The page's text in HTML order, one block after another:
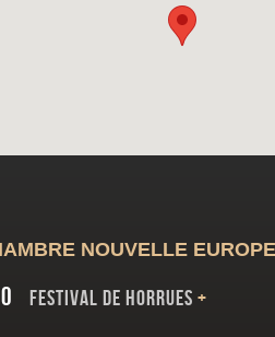
NOUVELLE EUROPE
Festival de Horrues +